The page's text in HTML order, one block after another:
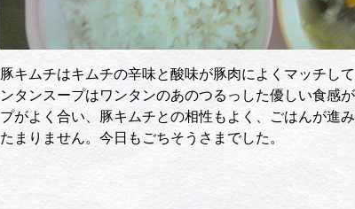
豚キムチはキムチの辛味と酸味が豚肉によくマッチし
ンタンスープはワンタンのあのつるっした優しい食感
プがよく合い、豚キムチとの相性もよく、ごはんが進
たまりません。今日もごちそうさまでした。